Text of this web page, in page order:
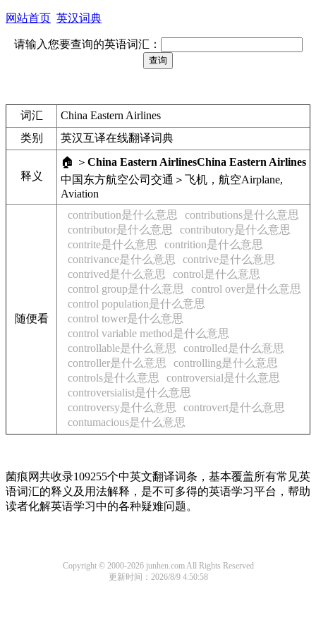
网站首页 英汉词典
请输入您要查询的英语词汇：
词汇
China Eastern Airlines
类别
英汉互译在线翻译词典
释义
🏠 ＞ China Eastern AirlinesChina Eastern Airlines
中国东方航空公司 交通＞飞机，航空Airplane,
Aviation
随便看
contribution是什么意思
contributions是什么意思
contributor是什么意思
contributory是什么意思
contrite是什么意思
contrition是什么意思
contrivance是什么意思
contrive是什么意思
contrived是什么意思
control是什么意思
control group是什么意思
control over是什么意思
control population是什么意思
control tower是什么意思
control variable method是什么意思
controllable是什么意思
controlled是什么意思
controller是什么意思
controlling是什么意思
controls是什么意思
controversial是什么意思
controversialist是什么意思
controversy是什么意思
controvert是什么意思
contumacious是什么意思
菌痕网共收录109255个中英文翻译词条，基本覆盖所有常见英
语词汇的释义及用法解释，是不可多得的英语学习平台，帮助
读者化解英语学习中的各种疑难问题。
Copyright © 2000-2026 junhen.com All Rights Reserved
更新时间：2026/8/9 4:50:58